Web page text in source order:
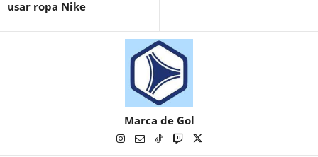
usar ropa Nike
Marca de Gol